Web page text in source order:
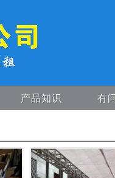
产品知识 有